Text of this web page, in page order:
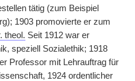
tätig (zum Beispiel
1903 promovierte er zum
theol. Seit 1912 war er
speziell Sozialethik; 1918
Professor mit Lehrauftrag für
1924 ordentlicher